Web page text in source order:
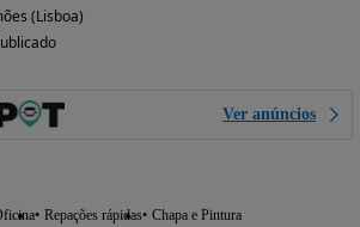
(Lisboa)
Ver anúncios
Repações rápidas Chapa e Pintura